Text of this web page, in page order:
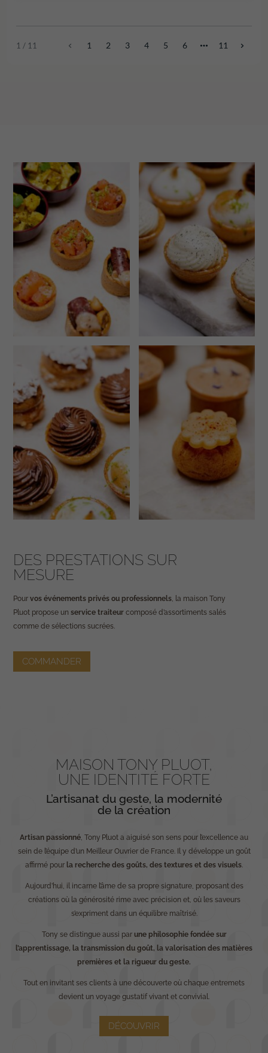
1 / 11 1 2 3 4 5 6 11
DES PRESTATIONS SUR
MESURE
Pourvos événements privés ou professionnels, la maison Tony
Pluot propose unservice traiteur composé d’assortiments salés
comme desélections sucrées.
COMMANDER
MAISON TONY PLUOT,
UNE IDENTITÉ FORTE
L’artisanat du geste, la modernité
de la création
Artisan passionné, Tony Pluot a aiguisé son sens pour l’excellence au
sein de l’équipe d’un Meilleur Ouvrier de France. Il y développe un goût
affirmé pour la recherche des goûts, des textures et des visuels.
Aujourd’hui, il incarne l’âme de sa propre signature, proposant des
créations où la générosité rime avec précision et, où les saveurs
s’expriment dans un équilibre maîtrisé.
Tony se distingue aussi par une philosophie fondée sur
l’apprentissage, la transmission du goût, la valorisation des matières
premières et la rigueur du geste.
Tout en invitant ses clients à une découverte où chaque entremets
devient un voyage gustatif vivant et convivial.
DÉCOUVRIR